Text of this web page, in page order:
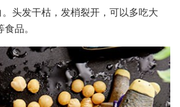
。头发干枯，发梢裂开，可以多吃大
品。